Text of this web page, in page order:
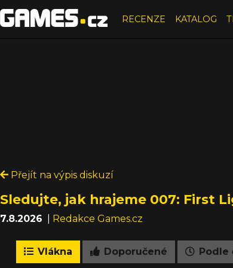
RECENZE KATALOG
Přejít na výpis diskuzí
Sledujte, jak hrajeme 007: First
7.8.2026 Redakce Games.cz
Vlákna Doporučené Podle